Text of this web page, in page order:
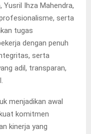
Yusril Ihza Mahendra,
serta
tugas
dengan penuh
serta
adil, transparan,
menjadikan awal
komitmen
kinerja yang